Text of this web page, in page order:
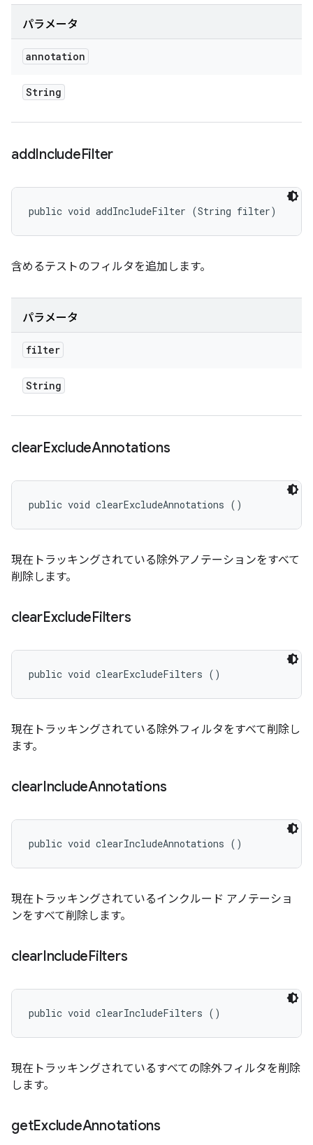
パラメータ
annotation
String
addIncludeFilter
public void addIncludeFilter (String filter)
含めるテストのフィルタを追加します。
パラメータ
filter
String
clearExcludeAnnotations
public void clearExcludeAnnotations ()
現在トラッキングされている除外アノテーションをすべて
削除します。
clearExcludeFilters
public void clearExcludeFilters ()
現在トラッキングされている除外フィルタをすべて削除し
ます。
clearIncludeAnnotations
public void clearIncludeAnnotations ()
現在トラッキングされているインクルード アノテーショ
ンをすべて削除します。
clearIncludeFilters
public void clearIncludeFilters ()
現在トラッキングされているすべての除外フィルタを削除
します。
getExcludeAnnotations